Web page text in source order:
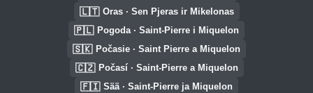
🇱🇹 Oras · Sen Pjeras ir Mikelonas
🇵🇱 Pogoda · Saint-Pierre i Miquelon
🇸🇰 Počasie · Saint Pierre a Miquelon
🇨🇿 Počasí · Saint-Pierre a Miquelon
🇫🇮 Sää · Saint-Pierre ja Miquelon